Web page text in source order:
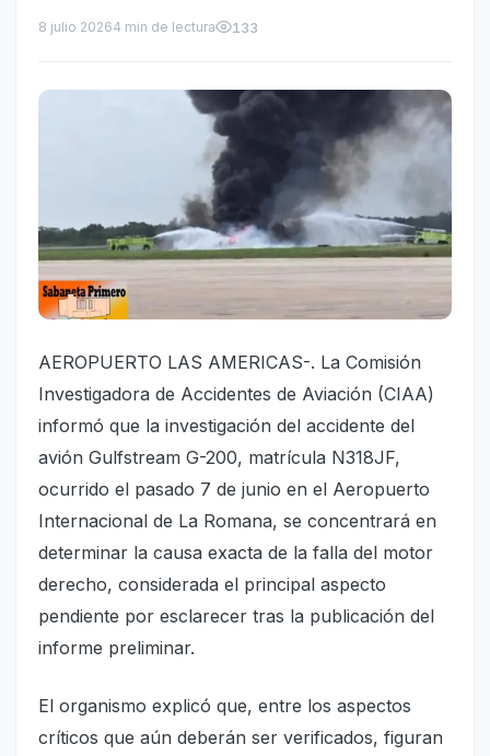
8 julio 20264 min de lectura 133
AEROPUERTO LAS AMERICAS-. La Comisión
Investigadora de Accidentes de Aviación (CIAA)
informó que la investigación del accidente del
avión Gulfstream G-200, matrícula N318JF,
ocurrido el pasado 7 de junio en el Aeropuerto
Internacional de La Romana, se concentrará en
determinar la causa exacta de la falla del motor
derecho, considerada el principal aspecto
pendiente por esclarecer tras la publicación del
informe preliminar.
El organismo explicó que, entre los aspectos
críticos que aún deberán ser verificados, figuran